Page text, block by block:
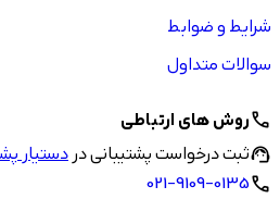
شرایط و ضوابط
سوالات متداول
callروش های ارتباطی
support_agentثبت درخواست پشتیبانی دردستیار
call
021-9109-0135